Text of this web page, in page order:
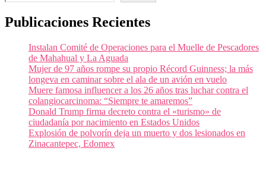
Publicaciones Recientes
Instalan Comité de Operaciones para el Muelle de Pescadores
de Mahahual y La Aguada
Mujer de 97 años rompe su propio Récord Guinness; la más
longeva en caminar sobre el ala de un avión en vuelo
Muere famosa influencer a los 26 años tras luchar contra el
colangiocarcinoma: “Siempre te amaremos”
Donald Trump firma decreto contra el «turismo» de
ciudadanía por nacimiento en Estados Unidos
Explosión de polvorín deja un muerto y dos lesionados en
Zinacantepec, Edomex